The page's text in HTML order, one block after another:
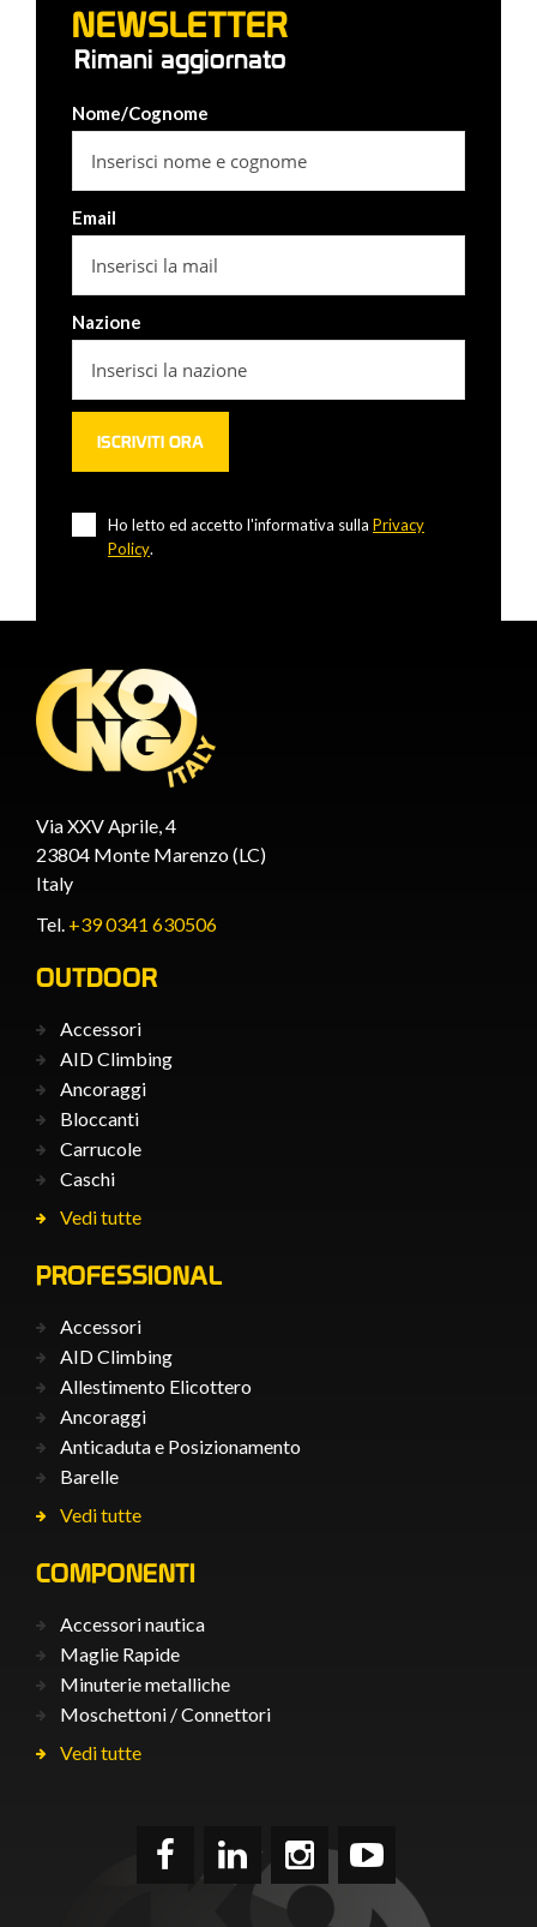
NEWSLETTER
Rimani aggiornato
Nome/Cognome
Email
Nazione
Ho letto ed accetto l'informativa sulla Privacy
Policy.
Via XXV Aprile, 4
23804 Monte Marenzo (LC)
Italy
Tel. +39 0341 630506
OUTDOOR
Accessori
AID Climbing
Ancoraggi
Bloccanti
Carrucole
Caschi
Vedi tutte
PROFESSIONAL
Accessori
AID Climbing
Allestimento Elicottero
Ancoraggi
Anticaduta e Posizionamento
Barelle
Vedi tutte
COMPONENTI
Accessori nautica
Maglie Rapide
Minuterie metalliche
Moschettoni / Connettori
Vedi tutte